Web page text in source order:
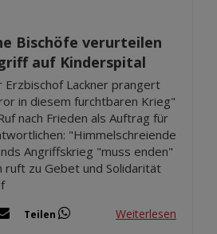
Bischöfe verurteilen
auf Kinderspital
Erzbischof Lackner prangert
in diesem furchtbaren Krieg"
nach Frieden als Auftrag für
"Himmelschreiende
Angriffskrieg "muss enden"
ruft zu Gebet und Solidarität
Teilen Weiterlesen